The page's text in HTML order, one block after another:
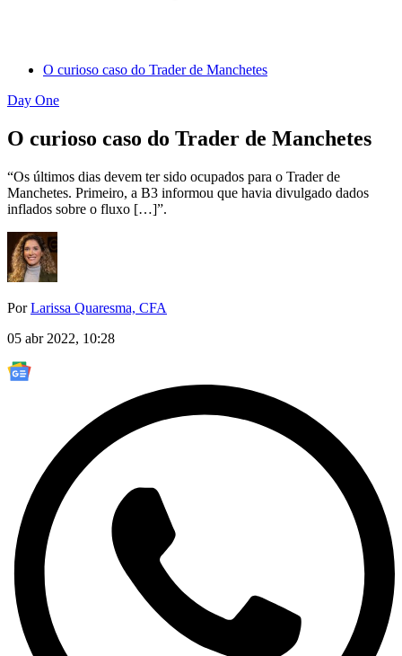
O curioso caso do Trader de Manchetes
Day One
O curioso caso do Trader de Manchetes
“Os últimos dias devem ter sido ocupados para o Trader de
Manchetes. Primeiro, a B3 informou que havia divulgado dados
inflados sobre o fluxo […]”.
PorLarissa Quaresma, CFA
05 abr 2022, 10:28